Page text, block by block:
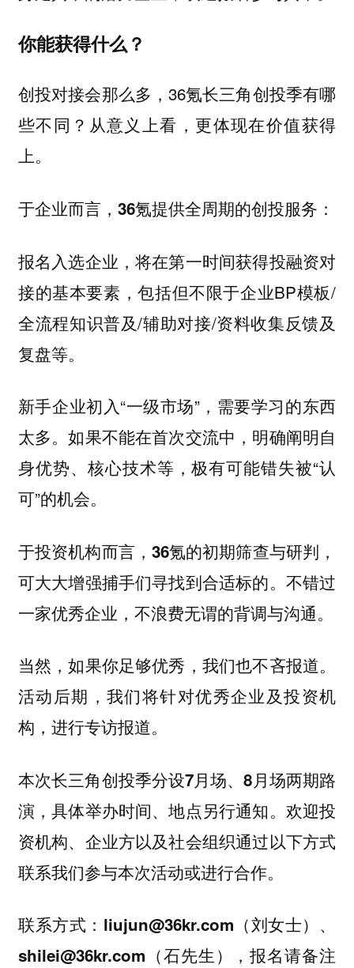
你能获得什么？
创投对接会那么多，36氪长三角创投季有哪
些不同？从意义上看，更体现在价值获得
上。
于企业而言， 36氪提供全周期的创投服务 ：
报名入选企业，将在第一时间获得投融资对
接的基本要素 ，包括但不限于企业BP模板/
全流程知识普及/辅助对接/资料收集反馈及
复盘等。
新手企业初入“一级市场”，需要学习的东西
太多。如果不能在首次交流中，明确阐明自
身优势、核心技术等，极有可能错失被“认
可”的机会。
于投资机构而言，36氪的初期筛查与研判，
可大大增强捕手们寻找到合适标的。不错过
一家优秀企业，不浪费无谓的背调与沟通。
当然，如果你足够优秀，我们也不吝报道。
活动后期，我们将针对优秀企业及投资机
构，进行专访报道。
本次长三角创投季分设7月场、8月场两期路
演，具体举办时间、地点另行通知。欢迎投
资机构、企业方以及社会组织通过以下方式
联系我们参与本次活动或进行合作。
联系方式： liujun@36kr.com（刘女士）、
shilei@36kr.com（石先生）
，报名请备注